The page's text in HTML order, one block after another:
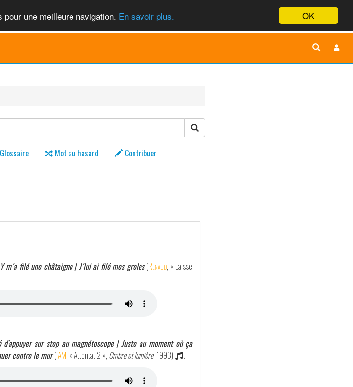
OK
une meilleure navigation. En savoir plus.
Glossaire Mot au hasard Contribuer
m´a filé une châtaigne | J´lui ai filé mes groles (Renaud, « Laisse
sur stop au magnétoscope | Juste au moment où ça
contre le mur (IAM, « Attentat 2 », Ombre et lumière, 1993) .